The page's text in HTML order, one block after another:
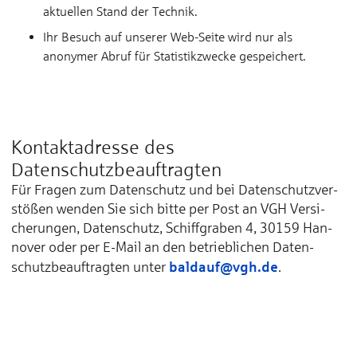
aktuellen Stand der Technik.
Ihr Besuch auf unserer Web-Seite wird nur als
anonymer Abruf für Statistikzwecke gespeichert.
Kontaktadresse des
Datenschutzbeauftragten
Für Fra­gen zum Da­ten­schutz und bei Da­ten­schutz­ver­
stößen wen­den Sie sich bit­te per Post an VGH Ver­si­
che­run­gen, Da­ten­schutz, Schiff­gra­ben 4, 30159 Han­
no­ver oder per E-Mail an den be­trieb­li­chen Da­ten­
schutz­be­auf­trag­ten un­ter baldauf@vgh.de.